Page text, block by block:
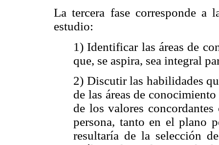
La tercera fase corresponde a
estudio:
1) Identificar las áreas de
que, se aspira, sea integral
2) Discutir las habilidades
de las áreas de
de los valores
persona, tanto en el plano
resultaría de la selección